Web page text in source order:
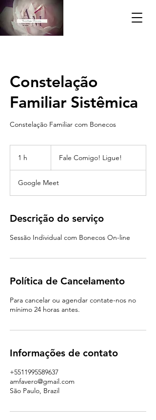
Constelação
Familiar Sistêmica
Constelação Familiar com Bonecos
1 h
Ligue!Fale Comigo! Ligue!
Google Meet
Descrição do serviço
Sessão Individual com Bonecos On-line
Política de Cancelamento
Para cancelar ou agendar contate-nos no
mínimo 24 horas antes.
Informações de contato
+5511995589637
amfavero@gmail.com
São Paulo, Brazil